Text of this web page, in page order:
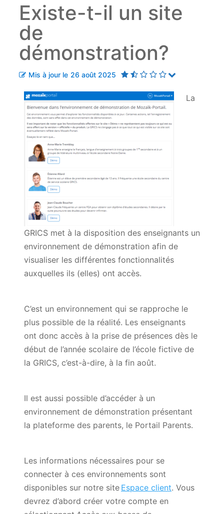
Existe-t-il un site
de
démonstration?
Mis à jour le 26 août 2025
La
GRICS met à la disposition des enseignants un
environnement de démonstration afin de
visualiser les différentes fonctionnalités
auxquelles ils (elles) ont accès.
C’est un environnement qui se rapproche le
plus possible de la réalité. Les enseignants
ont donc accès à la prise de présences dès le
début de l’année scolaire de l’école fictive de
la GRICS, c’est-à-dire, à la fin août.
Il est aussi possible d’accéder à un
environnement de démonstration présentant
la plateforme des parents, le Portail Parents.
Les informations nécessaires pour se
connecter à ces environnements sont
disponibles sur notre site Espace client. Vous
devrez d’abord créer votre compte en